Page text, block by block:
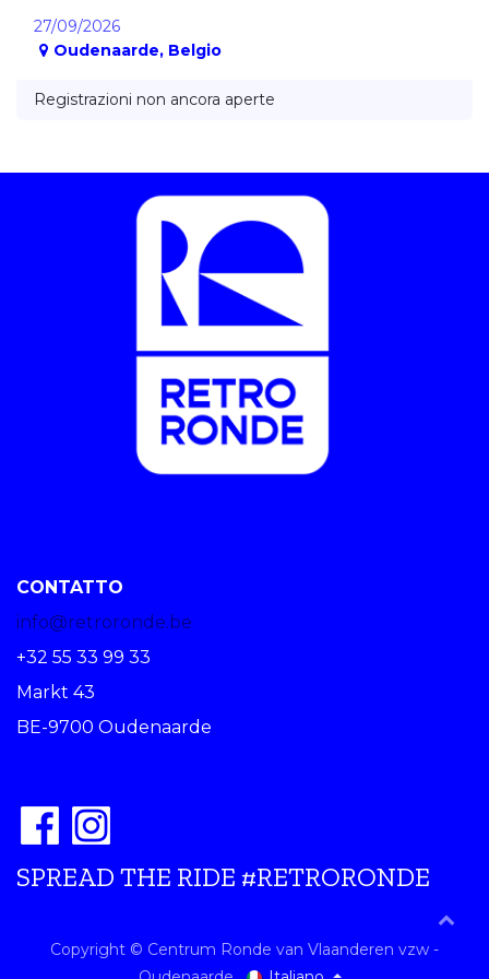
27/09/2026
Oudenaarde, Belgio
Registrazioni non ancora aperte
CONTATTO
info@retroronde.be
+32 55 33 99 33
Markt 43
BE-9700 Oudenaarde
SPREAD THE RIDE #RETRORONDE
Copyright © Centrum Ronde van Vlaanderen vzw -